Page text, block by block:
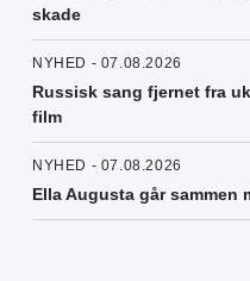
skade
NYHED - 07.08.2026
Russisk sang fjernet fra
film
NYHED - 07.08.2026
Ella Augusta går sammen